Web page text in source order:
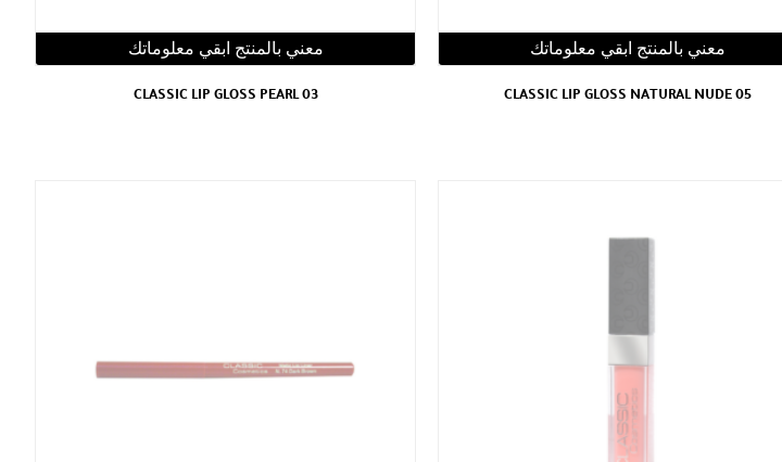
معني بالمنتج ابقي معلوماتك
CLASSIC LIP GLOSS NATURAL NUDE 05
معني بالمنتج ابقي معلوماتك
CLASSIC LIP GLOSS PEARL 03